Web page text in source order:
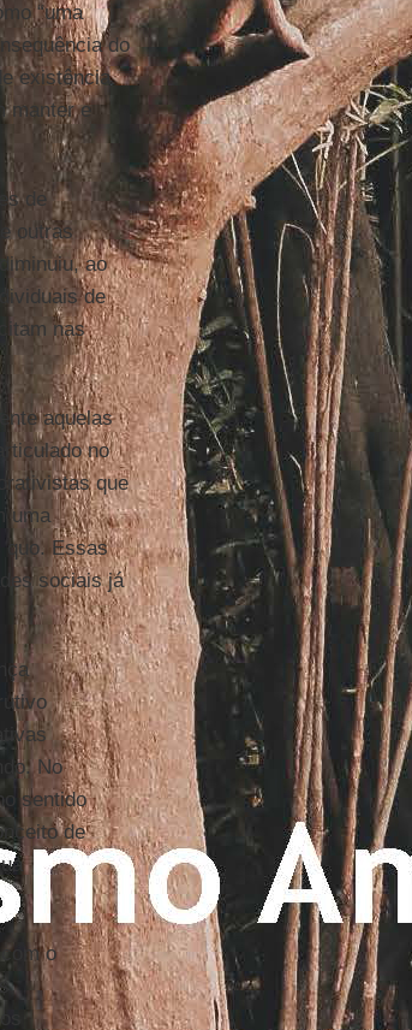
“uma
do
existência
manter e
de
outras
ao
de
nas
aquelas
no
que
uma
quo. Essas
sociais já
No
sentido
de
o